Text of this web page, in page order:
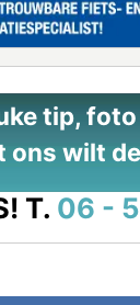
tip,
ons wilt
T. 06 -